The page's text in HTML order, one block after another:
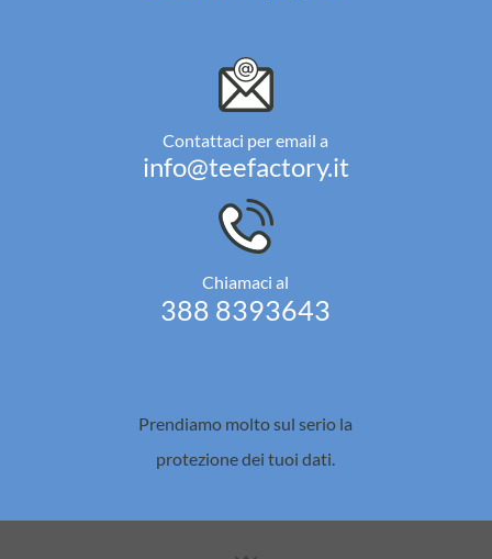
Contattaci per email a
info@teefactory.it
Chiamaci al
388 8393643
Prendiamo molto sul serio la
protezione dei tuoi dati.